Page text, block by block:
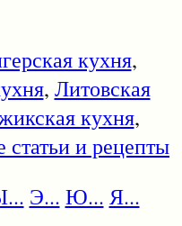
кухня,
, Литовская
кухня,
статьи и рецепты
Э... Ю... Я...